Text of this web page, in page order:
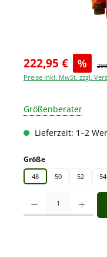
222,95 € %
Preise inkl. MwSt. zzgl.
Größenberater
Lieferzeit: 1–2
Größeauswählen
48 50 52 54
Produkt Anzahl: Gib den